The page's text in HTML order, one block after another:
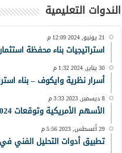
الندوات التعليمية
21 يونيو, 2024 12:09 م
استراتيجيات بناء محفظة
30 يناير, 2024 1:32 م
أسرار نظرية وايكوف – بناء
8 ديسمبر, 2023 3:33 م
الأسهم الأمريكية وتوقعات 2024 – استراتيجيات وفرص أهم 5 أسهم
29 أغسطس, 2023 5:56 م
تطبيق أدوات التحليل الفني في